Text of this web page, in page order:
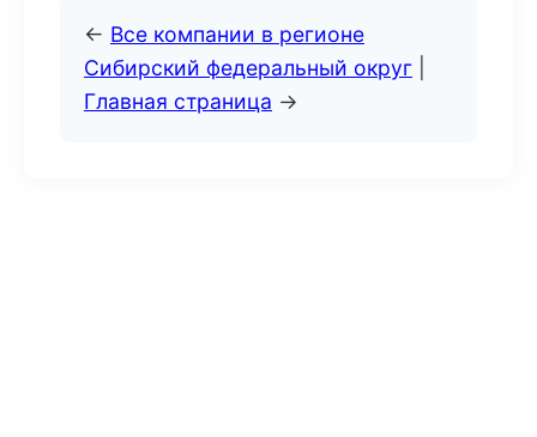
← Все компании в регионе
Сибирский федеральный округ
Главная страница →